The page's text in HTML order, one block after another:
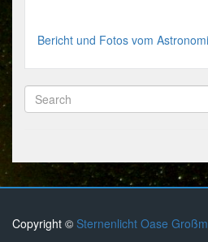
Bericht und Fotos vom
Copyright © Sternenlicht Oase